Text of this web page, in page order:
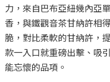
力，來自巴布亞紐幾內亞
香，與鐵觀音茶甘納許相
脆，對比柔軟的甘納許，
款一入口就重磅出擊、吸
能忘懷的品項。